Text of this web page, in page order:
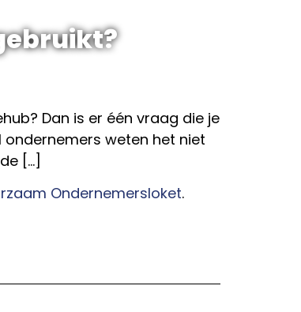
Dan is er één vraag die je
ondernemers weten het niet
[…]
Ondernemersloket.